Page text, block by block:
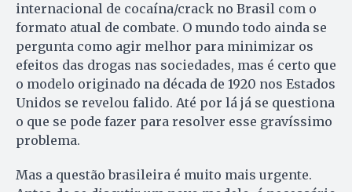
internacional de cocaína/crack no Brasil com o
formato atual de combate. O mundo todo ainda se
pergunta como agir melhor para minimizar os
efeitos das drogas nas sociedades, mas é certo que
o modelo originado na década de 1920 nos Estados
Unidos se revelou falido. Até por lá já se questiona
o que se pode fazer para resolver esse gravíssimo
problema.
Mas a questão brasileira é muito mais urgente.